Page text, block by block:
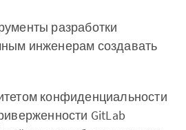
разработки
инженерам создавать
конфиденциальности
GitLab